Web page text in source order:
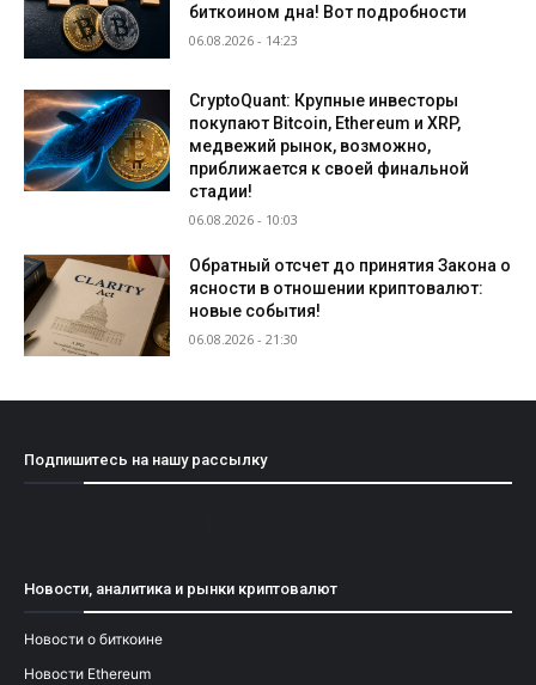
биткоином дна! Вот подробности
06.08.2026 - 14:23
CryptoQuant: Крупные инвесторы
покупают Bitcoin, Ethereum и XRP,
медвежий рынок, возможно,
приближается к своей финальной
стадии!
06.08.2026 - 10:03
Обратный отсчет до принятия Закона о
ясности в отношении криптовалют:
новые события!
06.08.2026 - 21:30
Подпишитесь на нашу рассылку
Новости, аналитика и рынки криптовалют
Новости о биткоине
Новости Ethereum